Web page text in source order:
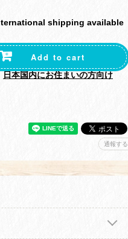
shipping available
Add to cart
日本国内にお住まいの方向け
通報する